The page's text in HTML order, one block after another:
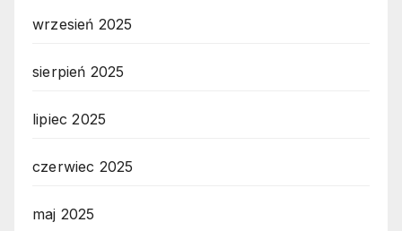
wrzesień 2025
sierpień 2025
lipiec 2025
czerwiec 2025
maj 2025